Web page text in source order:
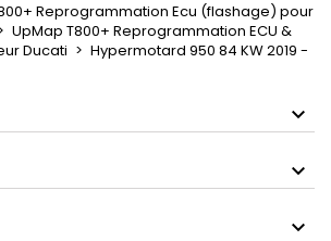
Reprogrammation Ecu (flashage) pour
UpMap T800+ Reprogrammation ECU &
Ducati
Hypermotard 950 84 KW 2019 -